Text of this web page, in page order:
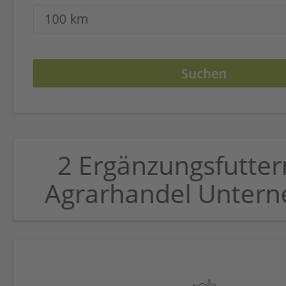
2
Agrarhandel